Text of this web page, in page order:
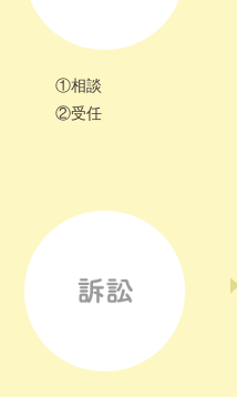
①相談
②受任